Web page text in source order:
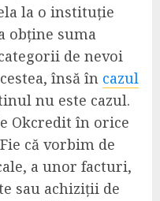
la o instituție
obține suma
de nevoi
însă în cazul
nu este cazul.
Okcredit în orice
că vorbim de
a unor facturi,
sau achiziții de